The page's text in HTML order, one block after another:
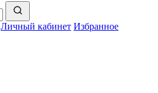
Личный кабинет Избранное